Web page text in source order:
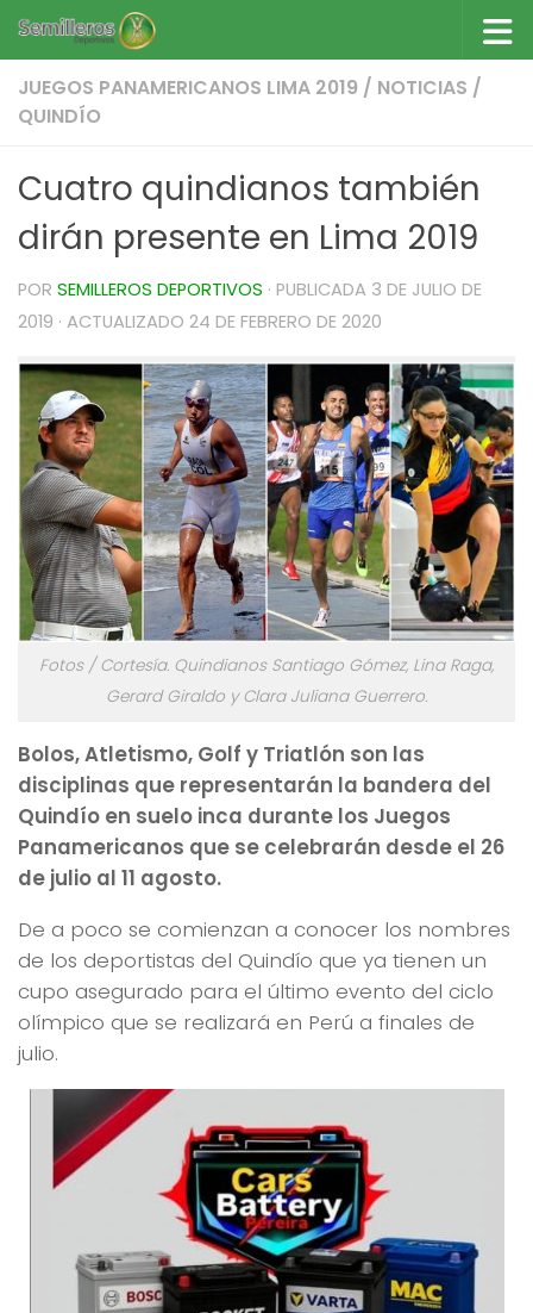
Saltar al contenido
JUEGOS PANAMERICANOS LIMA 2019 / NOTICIAS /
QUINDÍO
Cuatro quindianos también
dirán presente en Lima 2019
POR SEMILLEROS DEPORTIVOS · PUBLICADA 3 DE JULIO DE
2019 · ACTUALIZADO 24 DE FEBRERO DE 2020
Fotos / Cortesía. Quindianos Santiago Gómez, Lina Raga,
Gerard Giraldo y Clara Juliana Guerrero.
Bolos, Atletismo, Golf y Triatlón son las
disciplinas que representarán la bandera del
Quindío en suelo inca durante los Juegos
Panamericanos que se celebrarán desde el 26
de julio al 11 agosto.
De a poco se comienzan a conocer los nombres
de los deportistas del Quindío que ya tienen un
cupo asegurado para el último evento del ciclo
olímpico que se realizará en Perú a finales de
julio.